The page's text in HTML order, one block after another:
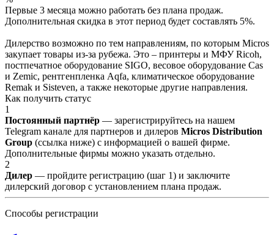
Первые 3 месяца можно работать без плана продаж.
Дополнительная скидка в этот период будет составлять 5%.
Дилерство возможно по тем направлениям, по которым Micros
закупает товары из-за рубежа. Это – принтеры и МФУ Ricoh,
постпечатное оборудование SIGO, весовое оборудование Cas
и Zemic, рентгенпленка Aqfa, климатическое оборудование
Remak и Sisteven, а также некоторые другие направления.
Как получить статус
1
Постоянный партнёр — зарегистрируйтесь на нашем
Telegram канале для партнеров и дилеров Micros Distribution
Group (ссылка ниже) с информацией о вашей фирме.
Дополнительные фирмы можно указать отдельно.
2
Дилер — пройдите регистрацию (шаг 1) и заключите
дилерский договор с установлением плана продаж.
Способы регистрации